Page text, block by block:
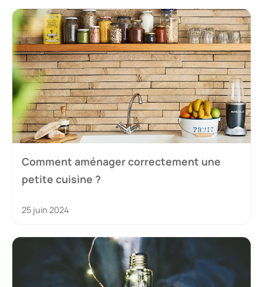
Comment aménager correctement une
petite cuisine ?
25 juin 2024